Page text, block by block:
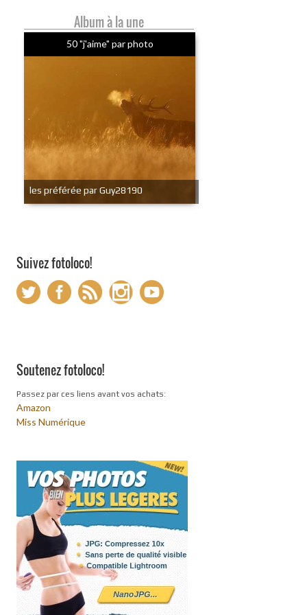
Album à la une
50 "j'aime" par photo
les préférée par Guy28190
Suivez fotoloco!
Soutenez fotoloco!
Passez par ces liens avant vos achats:
Amazon
Miss Numérique